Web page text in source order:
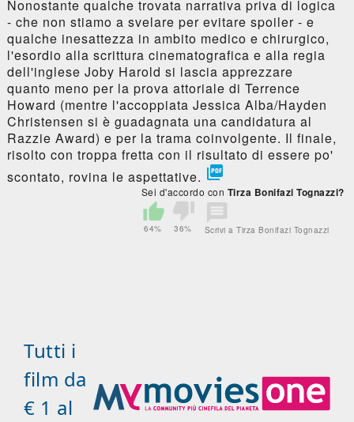
Nonostante qualche trovata narrativa priva di logica
- che non stiamo a svelare per evitare spoiler - e
qualche inesattezza in ambito medico e chirurgico,
l'esordio alla scrittura cinematografica e alla regia
dell'inglese Joby Harold si lascia apprezzare
quanto meno per la prova attoriale di Terrence
Howard (mentre l'accoppiata Jessica Alba/Hayden
Christensen si è guadagnata una candidatura al
Razzie Award) e per la trama coinvolgente. Il finale,
risolto con troppa fretta con il risultato di essere po'
scontato, rovina le aspettative. 
Sei d'accordo con Tirza Bonifazi Tognazzi?
64% 36% Scrivi a Tirza Bonifazi Tognazzi
Tutti i
film da
€ 1 al